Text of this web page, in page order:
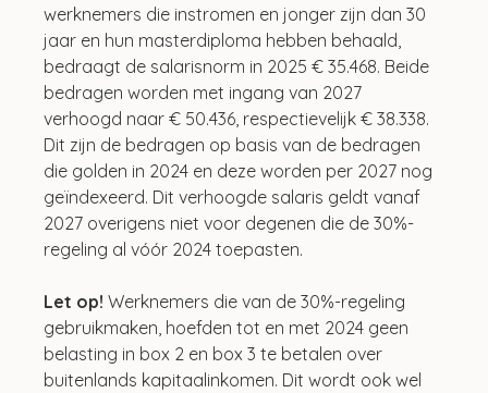
werknemers die instromen en jonger zijn dan 30
jaar en hun masterdiploma hebben behaald,
bedraagt de salarisnorm in 2025 € 35.468. Beide
bedragen worden met ingang van 2027
verhoogd naar € 50.436, respectievelijk € 38.338.
Dit zijn de bedragen op basis van de bedragen
die golden in 2024 en deze worden per 2027 nog
geïndexeerd. Dit verhoogde salaris geldt vanaf
2027 overigens niet voor degenen die de 30%-
regeling al vóór 2024 toepasten.
Let op! Werknemers die van de 30%-regeling
gebruikmaken, hoefden tot en met 2024 geen
belasting in box 2 en box 3 te betalen over
buitenlands kapitaalinkomen. Dit wordt ook wel